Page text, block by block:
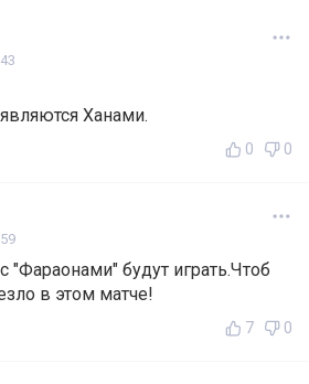
Ханами.
0 0
"Фараонами" будут играть.Чтоб
в этом матче!
7 0